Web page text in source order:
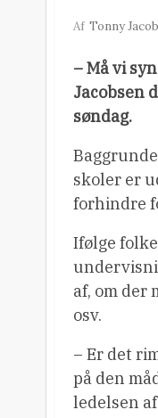
Af Tonny
– Må vi
Jacobsen
søndag.
skoler er
forhindre
Ifølge
af, om der
osv.
– Er det
på den
ledelsen